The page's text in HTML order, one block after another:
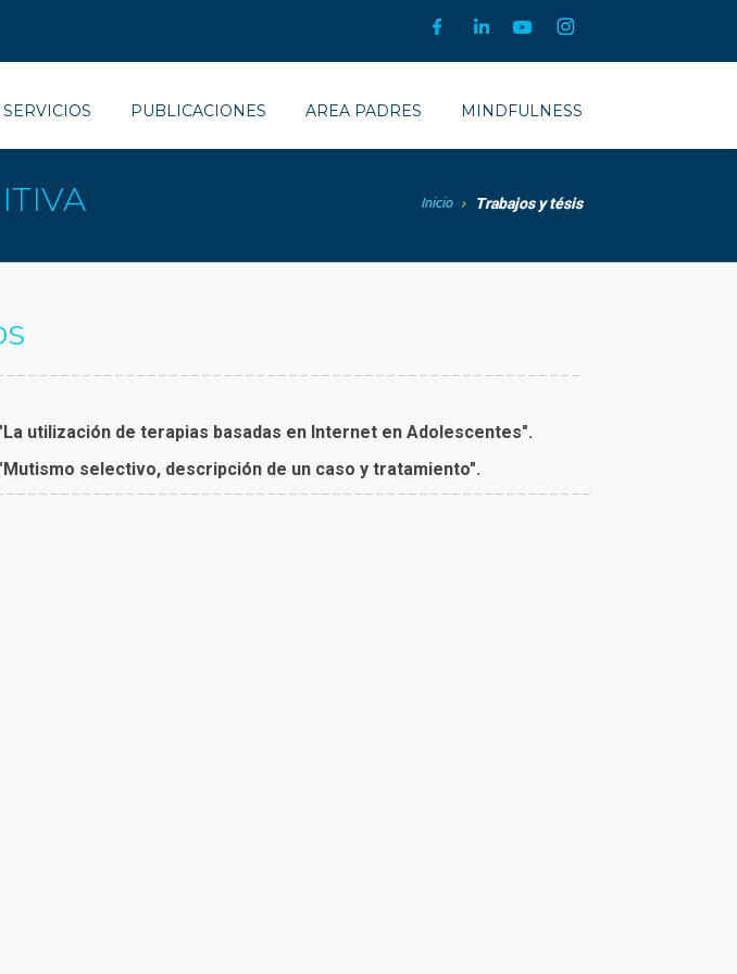
SERVICIOS PUBLICACIONES AREA PADRES MINDFULNESS
Inicio Trabajos y tésis
Descargar trabajo final integrador "La utilización de terapias basadas en Internet en Adolescentes"‏.
selectivo, descripción de un caso y tratamiento".